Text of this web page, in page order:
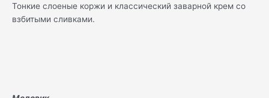
Тонкие слоеные коржи и классический заварной крем со
взбитыми сливками.